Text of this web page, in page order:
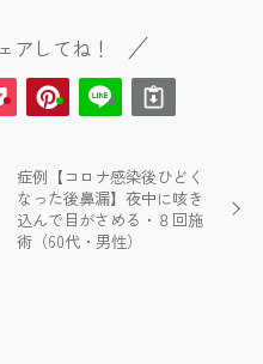
アしてね！
症例【コロナ感染後ひどく
なった後鼻漏】夜中に咳き
込んで目がさめる・８回施
術（60代・男性）